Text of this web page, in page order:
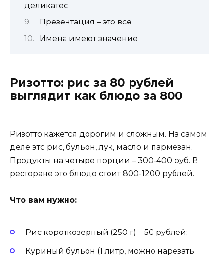
деликатес
Презентация – это все
Имена имеют значение
Ризотто: рис за 80 рублей
выглядит как блюдо за 800
Ризотто кажется дорогим и сложным. На самом
деле это рис, бульон, лук, масло и пармезан.
Продукты на четыре порции – 300-400 руб. В
ресторане это блюдо стоит 800-1200 рублей.
Что вам нужно:
Рис короткозерный (250 г) – 50 рублей;
Куриный бульон (1 литр, можно нарезать